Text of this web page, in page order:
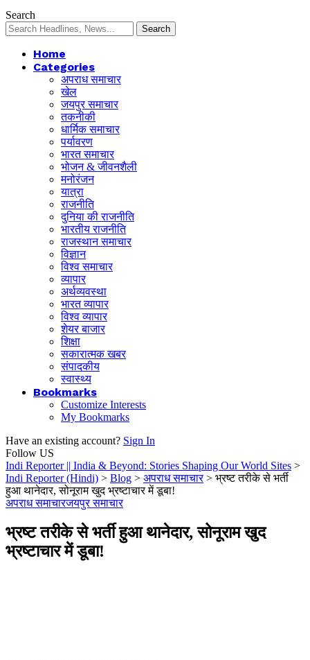
Search
Home
Categories
अपराध समाचार
खेल
जयपुर समाचार
तकनीकी
धार्मिक समाचार
पर्यावरण
भारत समाचार
भोजन & जीवनशैली
मनोरंजन
यात्रा
राजनीति
दुनिया की राजनीति
भारतीय राजनीति
राजस्थान समाचार
विज्ञान
विश्व समाचार
व्यापार
अर्थव्यवस्था
भारत व्यापार
विश्व व्यापार
शेयर बाजार
शिक्षा
सकारात्मक खबर
संपादकीय
स्वास्थ्य
Bookmarks
Customize Interests
My Bookmarks
Have an existing account? Sign In
Follow US
Indi Reporter || India & Beyond: Stories Shaping Our World Sites >
Indi Reporter (Hindi) > Blog > अपराध समाचार> भ्रष्ट तरीके से भर्ती
हुआ थानेदार, सोनूराम खुद भ्रष्टाचार में डूबा!
अपराध समाचारजयपुर समाचार
भ्रष्ट तरीके से भर्ती हुआ थानेदार, सोनूराम खुद
भ्रष्टाचार में डूबा!